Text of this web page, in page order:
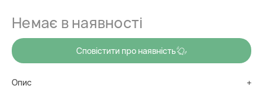
Немає в наявності
Сповістити про наявність
Опис